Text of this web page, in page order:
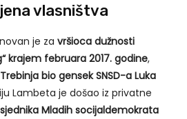
vlasništva
je za vršioca dužnosti
krajem februara 2017. godine,
bio gensek SNSD-a Luka
Lambeta je došao iz privatne
Mladih socijaldemokrata